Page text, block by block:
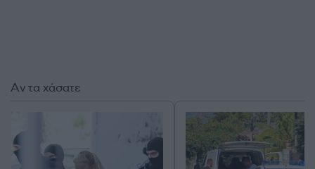
Αν τα χάσατε